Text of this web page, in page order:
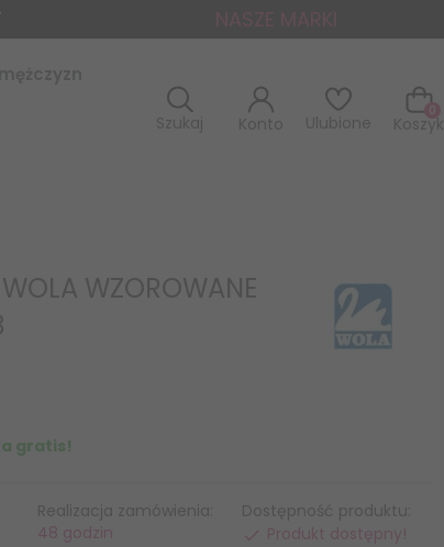
NASZE MARKI
Szukaj Konto Ulubione Koszyk
0
WZOROWANE
gratis!
Realizacja zamówienia:
48 godzin
Dostępność produktu:
Produkt dostępny!